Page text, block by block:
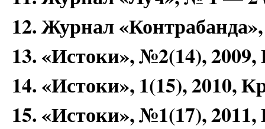
12. Журнал
13. «Истоки», №2(14),
14. «Истоки», 1(15), 2010,
15. «Истоки», №1(17),